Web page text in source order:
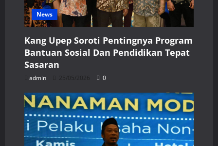
News
Kang Upep Soroti Pentingnya Program
Bantuan Sosial Dan Pendidikan Tepat
Sasaran
admin 25/05/2026 0